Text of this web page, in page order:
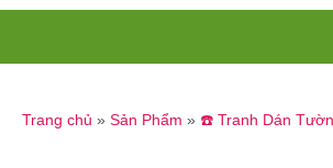
Trang chủ » Sản Phẩm » ☎️ Tranh Dán